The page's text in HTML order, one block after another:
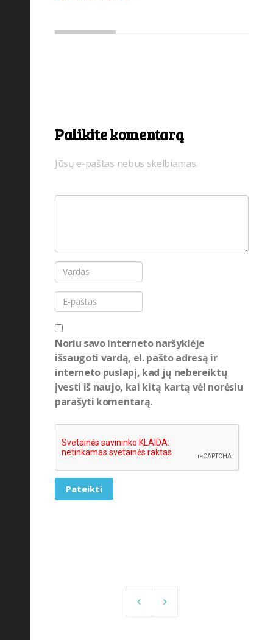
Palikite komentarą
Jūsų e-paštas nebus skelbiamas.
Noriu savo interneto naršyklėje
išsaugoti vardą, el. pašto adresą ir
interneto puslapį, kad jų nebereiktų
įvesti iš naujo, kai kitą kartą vėl norėsiu
parašyti komentarą.
Pateikti